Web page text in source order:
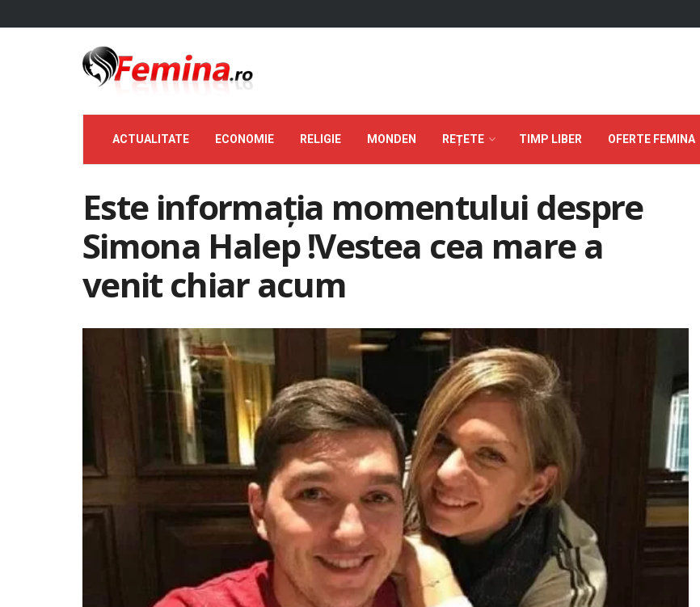
ACTUALITATE ECONOMIE RELIGIE MONDEN REȚETE TIMP LIBER OFERTE FEMINA
Este informația momentului despre
Simona Halep !Vestea cea mare a
venit chiar acum